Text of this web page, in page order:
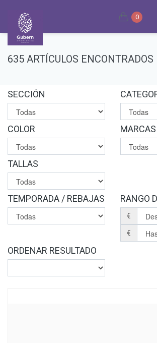
0
635 ARTÍCULOS ENCONTRADOS
SECCIÓN
COLOR MARCAS
TALLAS
TEMPORADA / REBAJAS RANGO
€
€
ORDENAR RESULTADO